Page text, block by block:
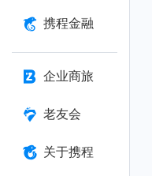
携程金融
企业商旅
老友会
关于携程